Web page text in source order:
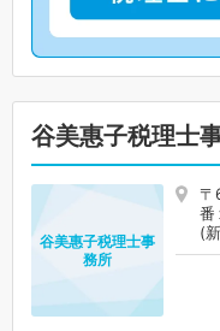
谷美惠子税理士
〒
番
(
谷美惠子税理士事
務所